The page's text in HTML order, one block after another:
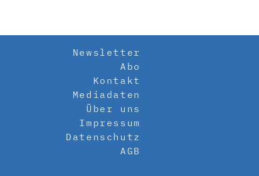
Newsletter
Abo
Kontakt
Mediadaten
Über uns
Impressum
Datenschutz
AGB